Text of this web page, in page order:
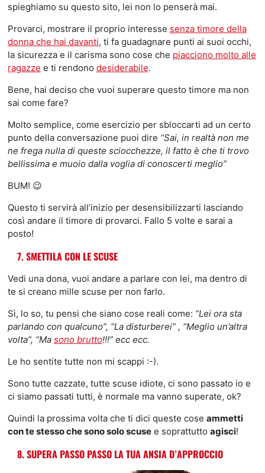
spieghiamo su questo sito, lei non lo penserà mai.
Provarci, mostrare il proprio interesse senza timore della
donna che hai davanti, ti fa guadagnare punti ai suoi occhi,
la sicurezza e il carisma sono cose che piacciono molto alle
ragazze e ti rendono desiderabile.
Bene, hai deciso che vuoi superare questo timore ma non
sai come fare?
Molto semplice, come esercizio per sbloccarti ad un certo
punto della conversazione puoi dire “Sai, in realtà non me
ne frega nulla di queste sciocchezze, il fatto è che ti trovo
bellissima e muoio dalla voglia di conoscerti meglio”
BUM! 😉
Questo ti servirà all’inizio per desensibilizzarti lasciando
così andare il timore di provarci. Fallo 5 volte e sarai a
posto!
7. SMETTILA CON LE SCUSE
Vedi una dona, vuoi andare a parlare con lei, ma dentro di
te si creano mille scuse per non farlo.
Sì, lo so, tu pensi che siano cose reali come: “Lei ora sta
parlando con qualcuno”, “La disturberei” , “Meglio un’altra
volta”, “Ma sono brutto!!!” ecc ecc.
Le ho sentite tutte non mi scappi :-).
Sono tutte cazzate, tutte scuse idiote, ci sono passato io e
ci siamo passati tutti, è normale ma vanno superate, ok?
Quindi la prossima volta che ti dici queste cose ammetti
con te stesso che sono solo scusee soprattutto agisci!
8. SUPERA PASSO PASSO LA TUA ANSIA D’APPROCCIO